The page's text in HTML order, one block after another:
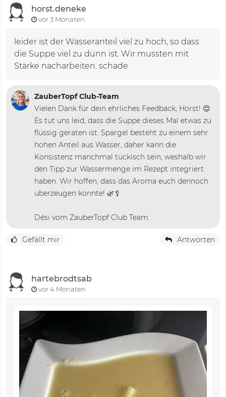
horst.deneke
vor 3 Monaten
leider ist der Wasseranteil viel zu hoch, so dass
die Suppe viel zu dünn ist. Wir mussten mit
Stärke nacharbeiten. schade
ZauberTopf Club-Team
Vielen Dank für dein ehrliches Feedback, Horst! 😊
Es tut uns leid, dass die Suppe dieses Mal etwas zu
flüssig geraten ist. Spargel besteht zu einem sehr
hohen Anteil aus Wasser, daher kann die
Konsistenz manchmal tückisch sein, weshalb wir
den Tipp zur Wassermenge im Rezept integriert
haben. Wir hoffen, dass das Aroma euch dennoch
überzeugen konnte! 🌿🥄
Dési vom ZauberTopf Club Team
Gefällt mir Antworten
hartebrodtsab
vor 4 Monaten